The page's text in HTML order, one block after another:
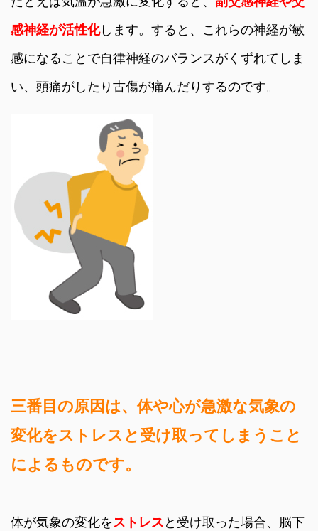
感神経が活性化します。すると、これらの神経が敏
感になることで自律神経のバランスがくずれてしま
い、頭痛がしたり古傷が痛んだりするのです。
三番目の原因は、体や心が急激な気象の
変化をストレスと受け取ってしまうこと
によるものです。
体が気象の変化をストレス と受け取った場合、脳下